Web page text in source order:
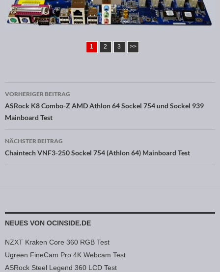
1 2 3 >>
Beitragsnavigation
VORHERIGER BEITRAG
ASRock K8 Combo-Z AMD Athlon 64 Sockel 754 und Sockel 939
Mainboard Test
NÄCHSTER BEITRAG
Chaintech VNF3-250 Sockel 754 (Athlon 64) Mainboard Test
NEUES VON OCINSIDE.DE
NZXT Kraken Core 360 RGB Test
Ugreen FineCam Pro 4K Webcam Test
ASRock Steel Legend 360 LCD Test